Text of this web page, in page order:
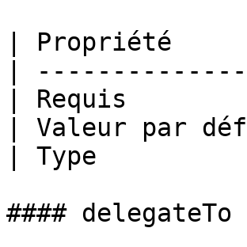
| Propriété
|
| Requis
| Valeur
| Type
#### delegateTo